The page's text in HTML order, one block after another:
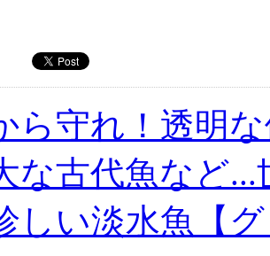
ら守れ！透明
な古代魚など...
しい淡水魚【